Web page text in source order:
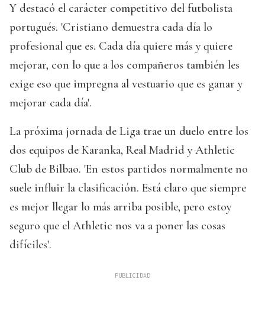
Y destacó el carácter competitivo del futbolista
portugués. 'Cristiano demuestra cada día lo
profesional que es. Cada día quiere más y quiere
mejorar, con lo que a los compañeros también les
exige eso que impregna al vestuario que es ganar y
mejorar cada día'.
La próxima jornada de Liga trae un duelo entre los
dos equipos de Karanka, Real Madrid y Athletic
Club de Bilbao. 'En estos partidos normalmente no
suele influir la clasificación. Está claro que siempre
es mejor llegar lo más arriba posible, pero estoy
seguro que el Athletic nos va a poner las cosas
difíciles'.